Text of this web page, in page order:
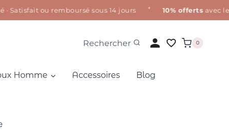
ou remboursé sous 14 jours 10% offertsavec le
Rechercher 0
Homme Accessoires Blog